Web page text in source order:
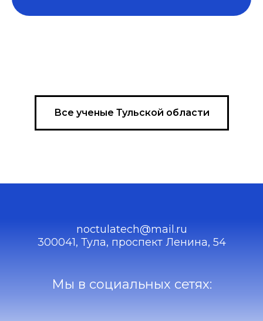
Все ученые Тульской области
noctulatech@mail.ru
300041, Тула, проспект Ленина, 54
Мы в социальных сетях: